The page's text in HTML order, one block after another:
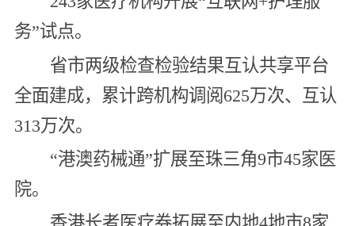
务”试点。
省市两级检查检验结果互认共享平台
全面建成，累计跨机构调阅625万次、互认
313万次。
“港澳药械通”扩展至珠三角9市45家医
院。